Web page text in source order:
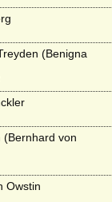
(Benigna
(Bernhard von
Owstin